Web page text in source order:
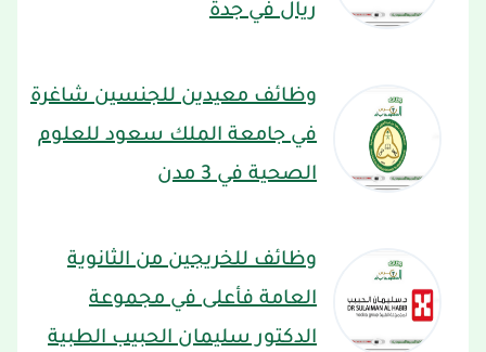
ريال في جدة
وظائف معيدين للجنسين شاغرة
في جامعة الملك سعود للعلوم
الصحية في 3 مدن
وظائف للخريجين من الثانوية
العامة فأعلى في مجموعة
الدكتور سليمان الحبيب الطبية